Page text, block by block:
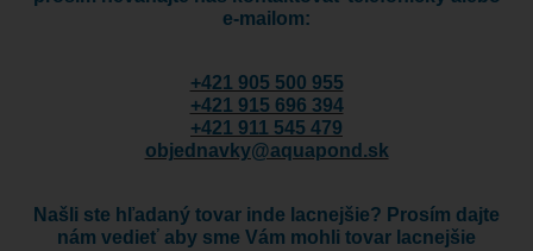
e-mailom:
+421 905 500 955
+421 915 696 394
+421 911 545 479
objednavky@aquapond.sk
Našli ste hľadaný tovar inde lacnejšie? Prosím dajte
nám vedieť aby sme Vám mohli tovar lacnejšie